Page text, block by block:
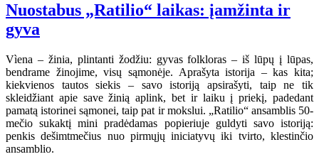
Nuostabus „Ratilio“ laikas: įamžinta ir
gyva
Vìena – žinia, plintanti žodžiu: gyvas folkloras – iš lūpų į lūpas,
bendrame žinojime, visų sąmonėje. Aprašyta istorija – kas kita;
kiekvienos tautos siekis – savo istoriją apsirašyti, taip ne tik
skleidžiant apie save žinią aplink, bet ir laiku į priekį, padedant
pamatą istorinei sąmonei, taip pat ir mokslui. „Ratilio“ ansamblis 50-
mečio sukaktį mini pradėdamas popieriuje guldyti savo istoriją:
penkis dešimtmečius nuo pirmųjų iniciatyvų iki tvirto, klestinčio
ansamblio.